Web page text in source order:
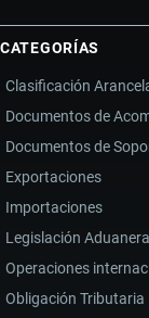
CATEGORÍAS
Clasificación
Documentos de
Documentos de
Exportaciones
Importaciones
Legislación Aduanera
Operaciones
Obligación Tributaria